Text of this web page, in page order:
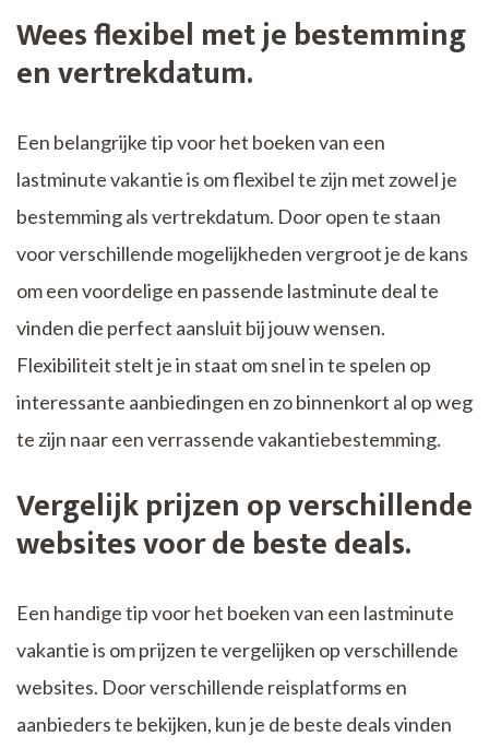
Wees flexibel met je bestemming
en vertrekdatum.
Een belangrijke tip voor het boeken van een
lastminute vakantie is om flexibel te zijn met zowel je
bestemming als vertrekdatum. Door open te staan
voor verschillende mogelijkheden vergroot je de kans
om een voordelige en passende lastminute deal te
vinden die perfect aansluit bij jouw wensen.
Flexibiliteit stelt je in staat om snel in te spelen op
interessante aanbiedingen en zo binnenkort al op weg
te zijn naar een verrassende vakantiebestemming.
Vergelijk prijzen op verschillende
websites voor de beste deals.
Een handige tip voor het boeken van een lastminute
vakantie is om prijzen te vergelijken op verschillende
websites. Door verschillende reisplatforms en
aanbieders te bekijken, kun je de beste deals vinden